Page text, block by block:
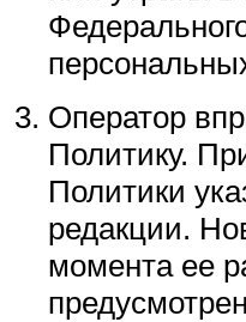
Оператор
Политику.
Политики
редакции.
момента ее